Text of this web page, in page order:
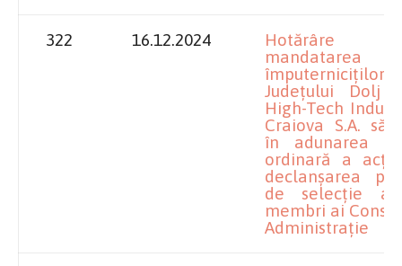
322 16.12.2024
Hotărâre
mandatarea
împuterniciților
Județului Dolj
High-Tech
Craiova S.A. să
în adunarea
ordinară a
declanșarea
de selecție a
membri ai
Administrație